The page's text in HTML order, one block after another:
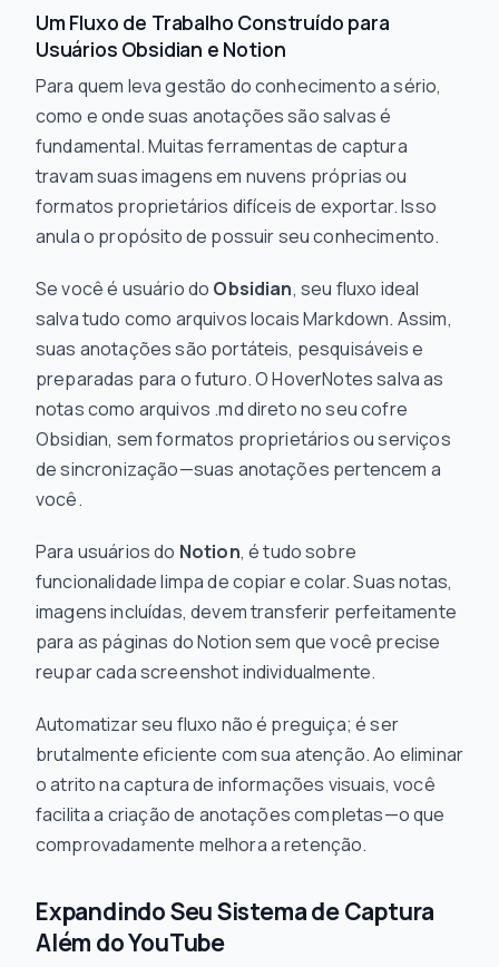
Um Fluxo de Trabalho Construído para
Usuários Obsidian e Notion
Para quem leva gestão do conhecimento a sério,
como eondesuas anotações são salvas é
fundamental. Muitas ferramentas de captura
travam suas imagens em nuvens próprias ou
formatos proprietários difíceis de exportar. Isso
anula o propósito de possuir seu conhecimento.
Se você é usuário do Obsidian, seu fluxo ideal
salva tudo como arquivos locais Markdown. Assim,
suas anotações são portáteis, pesquisáveis e
preparadas para o futuro. O HoverNotes salva as
notas como arquivos .md direto no seu cofre
Obsidian, sem formatos proprietários ou serviços
de sincronização—suas anotações pertencem a
você.
Para usuários do Notion, é tudo sobre
funcionalidade limpa de copiar e colar. Suas notas,
imagens incluídas, devem transferir perfeitamente
para as páginas do Notion sem que você precise
reupar cada screenshot individualmente.
Automatizar seu fluxo não é preguiça; é ser
brutalmente eficiente com sua atenção. Ao eliminar
o atrito na captura de informações visuais, você
facilita a criação de anotações completas—o que
comprovadamente melhora a retenção.
Expandindo Seu Sistema de Captura
Além do YouTube